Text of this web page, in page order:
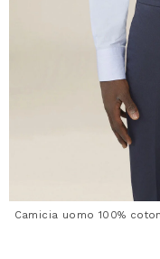
Camicia uomo 100%